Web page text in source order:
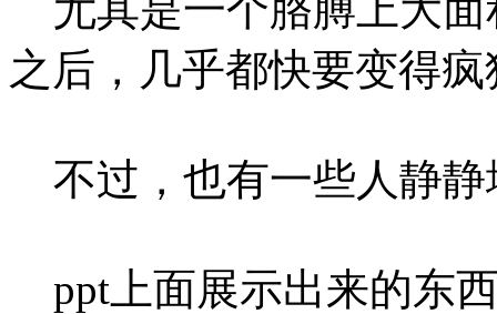
之后，几乎都快要变得
不过，也有一些人静静
ppt上面展示出来的东